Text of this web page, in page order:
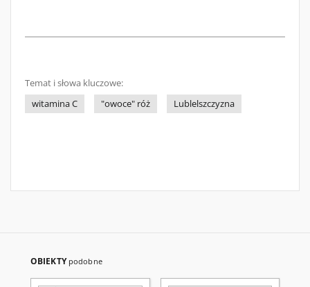
Temat i słowa kluczowe:
witamina C
"owoce" róż Lublelszczyzna
OBIEKTY podobne